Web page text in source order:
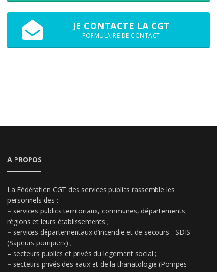
JE CONTACTE LA CGT
FORMULAIRE DE CONTACT
A PROPOS
La Fédération CGT des services publics rassemble les
personnels des :
– services publics territoriaux, communes, départements,
régions et leurs établissements ;
– services départementaux d’incendie et de secours - SDIS
(Sapeurs pompiers) ;
– secteurs publics et privés du logement social ;
– secteurs privés des eaux et de la thanatologie (Pompes